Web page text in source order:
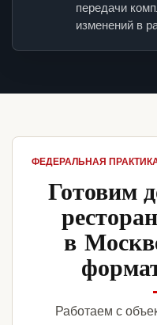
передачи
изменений в
ФЕДЕРАЛЬНАЯ
Готовим
в
Работаем с